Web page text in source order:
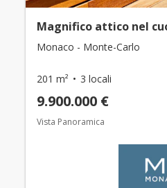
Magnifico attico nel
Monaco - Monte-Carlo
201 m² 3 locali
9.900.000 €
Vista Panoramica